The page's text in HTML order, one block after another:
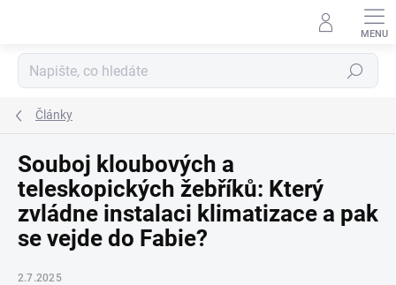
Hledat
Články
Souboj kloubových a
teleskopických žebříků: Který
zvládne instalaci klimatizace a pak
se vejde do Fabie?
2.7.2025